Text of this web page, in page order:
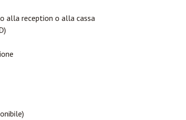
alla reception o alla cassa